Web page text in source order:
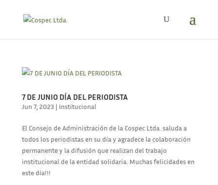
7 DE JUNIO DÍA DEL PERIODISTA
Jun 7, 2023 | Institucional
El Consejo de Administración de la Cospec Ltda. saluda a
todos los periodistas en su día y agradece la colaboración
permanente y la difusión que realizan del trabajo
institucional de la entidad solidaria. Muchas felicidades en
este día!!!